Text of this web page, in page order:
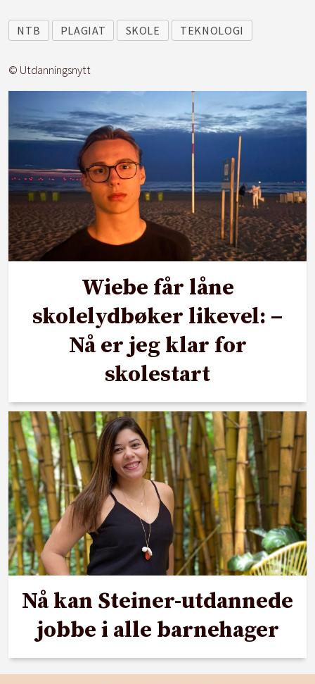
NTB PLAGIAT SKOLE TEKNOLOGI
© Utdanningsnytt
Wiebe får låne
skolelydbøker likevel: –
Nå er jeg klar for
skolestart
Nå kan Steiner-utdannede
jobbe i alle barnehager